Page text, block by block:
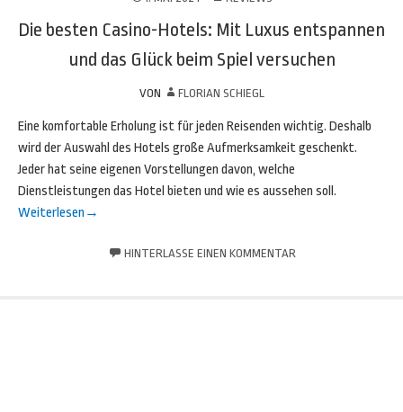
Die besten Casino-Hotels: Mit Luxus entspannen
und das Glück beim Spiel versuchen
VON FLORIAN SCHIEGL
Eine komfortable Erholung ist für jeden Reisenden wichtig. Deshalb
wird der Auswahl des Hotels große Aufmerksamkeit geschenkt.
Jeder hat seine eigenen Vorstellungen davon, welche
Dienstleistungen das Hotel bieten und wie es aussehen soll.
Weiterlesen →
HINTERLASSE EINEN KOMMENTAR